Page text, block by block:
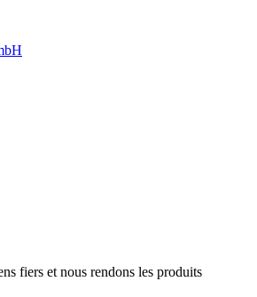
fiers et nous rendons les produits